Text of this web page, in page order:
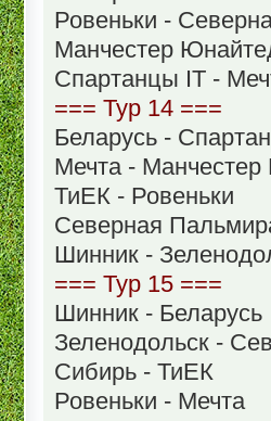
Ровеньки -
Манчестер
Спартанцы IT -
=== Тур 14 ===
Беларусь -
Мечта -
ТиЕК - Ровеньки
Северная
Шинник -
=== Тур 15 ===
Шинник - Беларусь
Зеленодольск -
Сибирь - ТиЕК
Ровеньки - Мечта